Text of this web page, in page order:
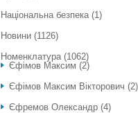
Національна безпека(1)
Новини (1126)
Номенклатура(1062)
Єфімов Максим (2)
Єфімов Максим Вікторович (2)
Єфремов Олександр (4)